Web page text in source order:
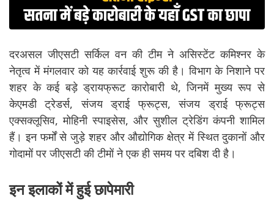
दरअसल जीएसटी सर्किल वन की टीम ने असिस्टेंट कमिश्नर के
नेतृत्व में मंगलवार को यह कार्रवाई शुरू की है। विभाग के निशाने पर
शहर के कई बड़े ड्रायफ्रूट कारोबारी थे, जिनमें मुख्य रूप से
केएमडी ट्रेडर्स, संजय ड्राई फ्रूट्स, संजय ड्राई फ्रूट्स
एक्सक्लूसिव, मोहिनी स्पाइसेस, और सुशील ट्रेडिंग कंपनी शामिल
हैं। इन फर्मों से जुड़े शहर और औद्योगिक क्षेत्र में स्थित दुकानों और
गोदामों पर जीएसटी की टीमों ने एक ही समय पर दबिश दी है।
इन इलाकों में हुई छापेमारी